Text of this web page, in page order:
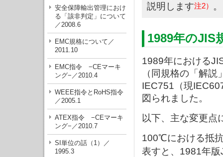
安全保障輸出管理におけ
る「該非判定」について
／2008.6
EMC規格について／
2011.10
EMC指令 −CEマーキ
ング−／2010.4
WEEE指令とRoHS指令
／2005.1
ATEX指令 −CEマーキ
ング−／2010.7
SI単位の話（1）／
1995.3
説明します注2） 。
1989年のJIS
1989年における
（同規格の「解
IEC751（現
図られました。
以下、主な変更点
100℃における抵
表すと、1981年